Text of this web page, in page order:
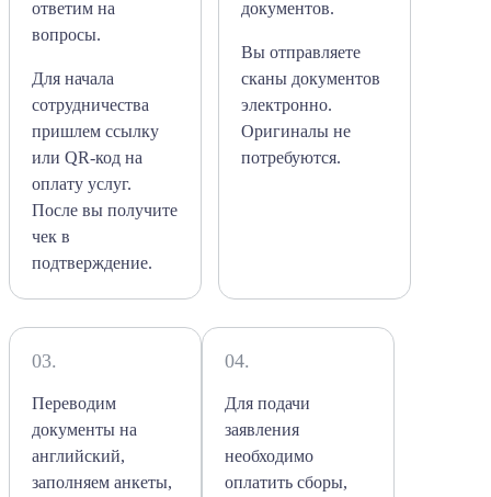
ответим на
вопросы.
Для начала
сотрудничества
пришлем ссылку
или QR-код на
оплату услуг.
После вы получите
чек в
подтверждение.
документов.
Вы отправляете
сканы документов
электронно.
Оригиналы не
потребуются.
03.
Переводим
документы на
английский,
заполняем анкеты,
04.
Для подачи
заявления
необходимо
оплатить сборы,